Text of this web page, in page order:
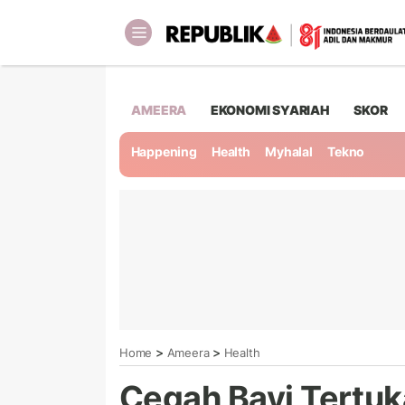
AMEERA EKONOMI SYARIAH SKOR
Happening Health Myhalal Tekno
Home > Ameera> Health